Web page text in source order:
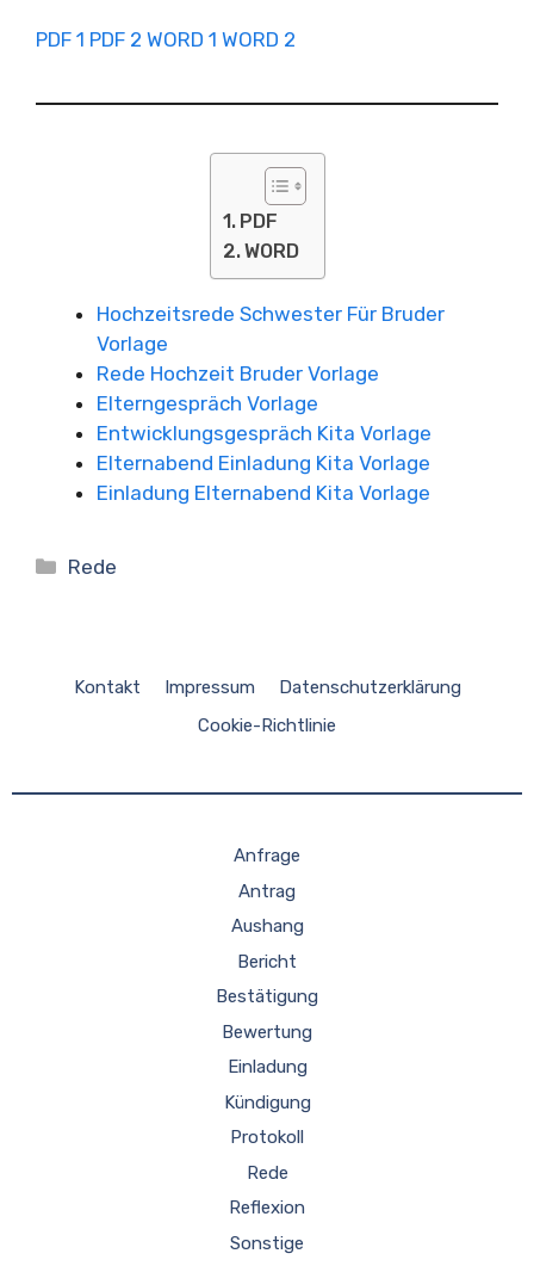
PDF 1 PDF 2 WORD 1 WORD 2
PDF
WORD
Hochzeitsrede Schwester Für Bruder
Vorlage
Rede Hochzeit Bruder Vorlage
Elterngespräch Vorlage
Entwicklungsgespräch Kita Vorlage
Elternabend Einladung Kita Vorlage
Einladung Elternabend Kita Vorlage
Kategorien
Rede
Kontakt Impressum
Datenschutzerklärung
Cookie-Richtlinie
Anfrage
Antrag
Aushang
Bericht
Bestätigung
Bewertung
Einladung
Kündigung
Protokoll
Rede
Reflexion
Sonstige